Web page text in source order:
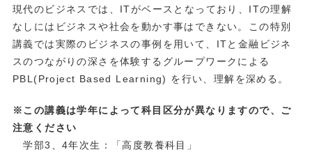
現代のビジネスでは、ITがベースとなっており、ITの理解
なしにはビジネスや社会を動かす事はできない。この特別
講義では実際のビジネスの事例を用いて、ITと金融ビジネ
スのつながりの深さを体験するグループワークによる
PBL(Project Based Learning) を行い、理解を深める。
※この講義は学年によって科目区分が異なりますので、ご
注意ください
学部3、4年次生：「高度教養科目」